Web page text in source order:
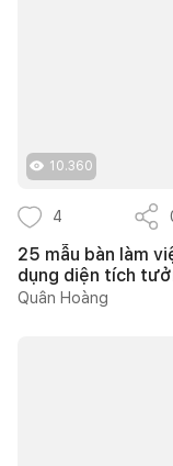
10.360
4
25 mẫu bàn làm
dụng diện tích
Quân Hoàng